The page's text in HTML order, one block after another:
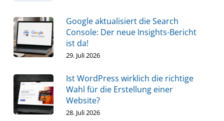
Google aktualisiert die Search
Console: Der neue Insights-Bericht
ist da!
29. Juli 2026
Ist WordPress wirklich die richtige
Wahl für die Erstellung einer
Website?
28. Juli 2026